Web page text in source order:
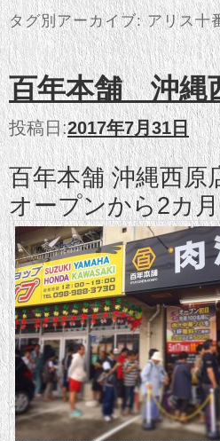
タグ別アーカイブ:アリス十
百年本舗 沖縄
投稿日:2017年7月31日
百年本舗 沖縄西原
オープンから2カ